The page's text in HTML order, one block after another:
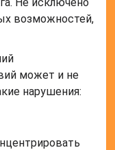
возможностей,
может и не
нарушения: